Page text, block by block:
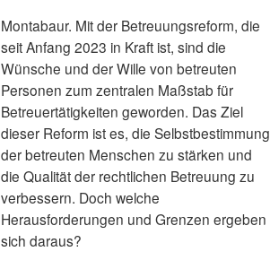
Montabaur. Mit der Betreuungsreform, die
seit Anfang 2023 in Kraft ist, sind die
Wünsche und der Wille von betreuten
Personen zum zentralen Maßstab für
Betreuertätigkeiten geworden. Das Ziel
dieser Reform ist es, die Selbstbestimmung
der betreuten Menschen zu stärken und
die Qualität der rechtlichen Betreuung zu
verbessern. Doch welche
Herausforderungen und Grenzen ergeben
sich daraus?